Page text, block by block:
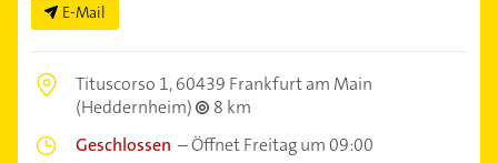
E-Mail
Tituscorso 1,60439 Frankfurt am Main
(Heddernheim)
8 km
Geschlossen –Öffnet Freitag um 09:00